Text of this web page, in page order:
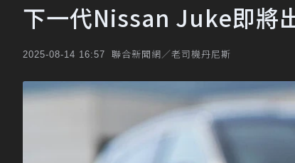
下一代Nissan Juke即將
2025-08-14 16:57 聯合新聞網／老司機丹尼斯